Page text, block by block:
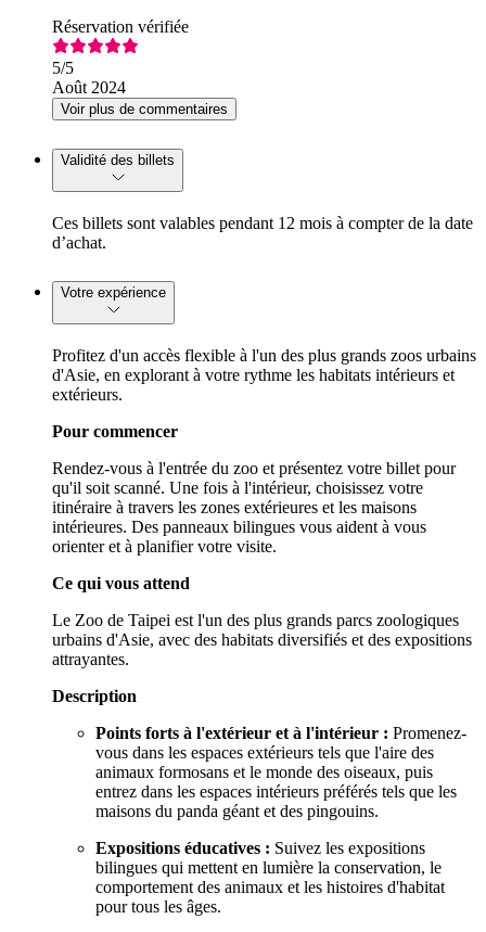
Réservation vérifiée
5/5
Août 2024
Voir plus de commentaires
Validité des billets
Ces billets sont valables pendant 12 mois à compter de la date
d’achat.
Votre expérience
Profitez d'un accès flexible à l'un des plus grands zoos urbains
d'Asie, en explorant à votre rythme les habitats intérieurs et
extérieurs.
Pour commencer
Rendez-vous à l'entrée du zoo et présentez votre billet pour
qu'il soit scanné. Une fois à l'intérieur, choisissez votre
itinéraire à travers les zones extérieures et les maisons
intérieures. Des panneaux bilingues vous aident à vous
orienter et à planifier votre visite.
Ce qui vous attend
Le Zoo de Taipei est l'un des plus grands parcs zoologiques
urbains d'Asie, avec des habitats diversifiés et des expositions
attrayantes.
Description
Points forts à l'extérieur et à l'intérieur : Promenez-
vous dans les espaces extérieurs tels que l'aire des
animaux formosans et le monde des oiseaux, puis
entrez dans les espaces intérieurs préférés tels que les
maisons du panda géant et des pingouins.
Expositions éducatives : Suivez les expositions
bilingues qui mettent en lumière la conservation, le
comportement des animaux et les histoires d'habitat
pour tous les âges.